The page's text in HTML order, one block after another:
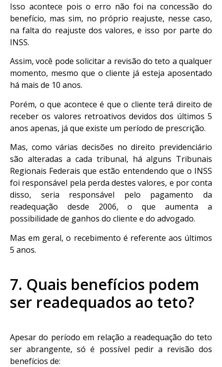
Isso acontece pois o erro não foi na concessão do
benefício, mas sim, no próprio reajuste, nesse caso,
na falta do reajuste dos valores, e isso por parte do
INSS.
Assim, você pode solicitar a revisão do teto a qualquer
momento, mesmo que o cliente já esteja aposentado
há mais de 10 anos.
Porém, o que acontece é que o cliente terá direito de
receber os valores retroativos devidos dos últimos 5
anos apenas, já que existe um período de prescrição.
Mas, como várias decisões no direito previdenciário
são alteradas a cada tribunal, há alguns Tribunais
Regionais Federais que estão entendendo que o INSS
foi responsável pela perda destes valores, e por conta
disso, seria responsável pelo pagamento da
readequação desde 2006, o que aumenta a
possibilidade de ganhos do cliente e do advogado.
Mas em geral, o recebimento é referente aos últimos
5 anos.
7. Quais benefícios podem
ser readequados ao teto?
Apesar do período em relação a readequação do teto
ser abrangente, só é possível pedir a revisão dos
benefícios de: